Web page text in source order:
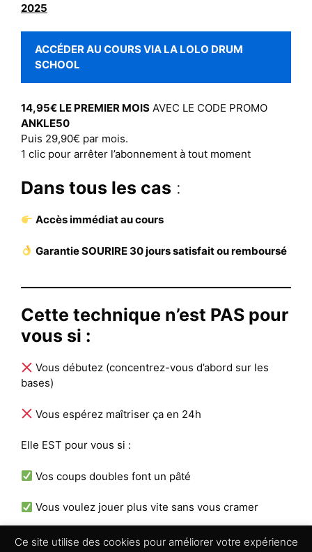
2025
ACCÉDER AU COURS VIA LA LOLO DRUM
SCHOOL
14,95€ LE PREMIER MOIS AVEC LE CODE PROMO
ANKLE50
Puis 29,90€ par mois.
1 clic pour arrêter l’abonnement à tout moment
Dans tous les cas :
Accès immédiat au cours
Garantie SOURIRE 30 jours satisfait ou remboursé
Cette technique n’est PAS pour
vous si :
Vous débutez (concentrez-vous d’abord sur les
bases)
Vous espérez maîtriser ça en 24h
Elle EST pour vous si :
Vos coups doubles font un pâté
Vous voulez jouer plus vite sans vous cramer
Vous êtes prêt à bosser 5-10 min/jour
Ce site utilise des cookies pour améliorer votre expérience